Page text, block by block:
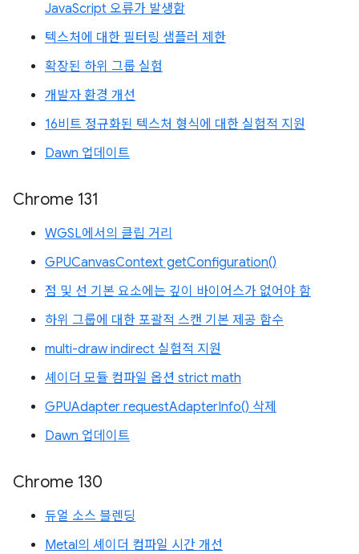
JavaScript 오류가 발생함
텍스처에 대한 필터링 샘플러 제한
확장된 하위 그룹 실험
개발자 환경 개선
16비트 정규화된 텍스처 형식에 대한 실험적 지원
Dawn 업데이트
Chrome 131
WGSL에서의 클립 거리
GPUCanvasContext getConfiguration()
점 및 선 기본 요소에는 깊이 바이어스가 없어야 함
하위 그룹에 대한 포괄적 스캔 기본 제공 함수
multi-draw indirect 실험적 지원
셰이더 모듈 컴파일 옵션 strict math
GPUAdapter requestAdapterInfo() 삭제
Dawn 업데이트
Chrome 130
듀얼 소스 블렌딩
Metal의 셰이더 컴파일 시간 개선